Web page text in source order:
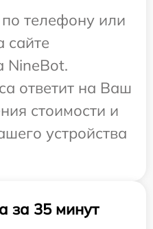
телефону или
сайте
NineBot.
ответит на Ваш
стоимости и
устройства
за 35 минут